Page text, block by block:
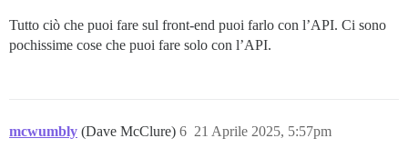
Tutto ciò che puoi fare sul front-end puoi farlo con l’API. Ci sono
pochissime cose che puoi fare solo con l’API.
mcwumbly (Dave McClure) 21 Aprile 2025, 5:57pm
6